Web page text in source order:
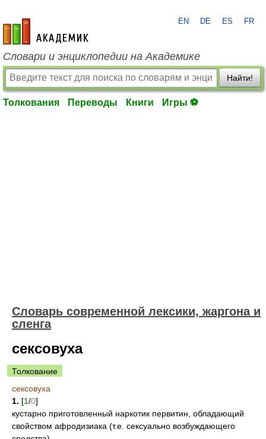
academic.ru
EN DE ES FR
Словари и энциклопедии на Академике
Найти!
Толкования Переводы Книги Игры ⚽
Cловарь современной лексики, жаргона и
сленга
сексовуха
Толкование
сексовуха
1. [1/0]
кустарно приготовленный наркотик первитин, обладающий
свойством афродизиака (т.е. сексуально возбуждающего